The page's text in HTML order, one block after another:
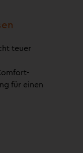
teuer
für einen